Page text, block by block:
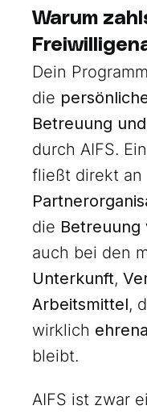
Warum
Dein
die
Betreuung
durch AIFS. Ein
fließt direkt an
die Betreuung
auch bei den
Unterkunft,
Arbeitsmittel,
wirklich
bleibt.
AIFS ist zwar